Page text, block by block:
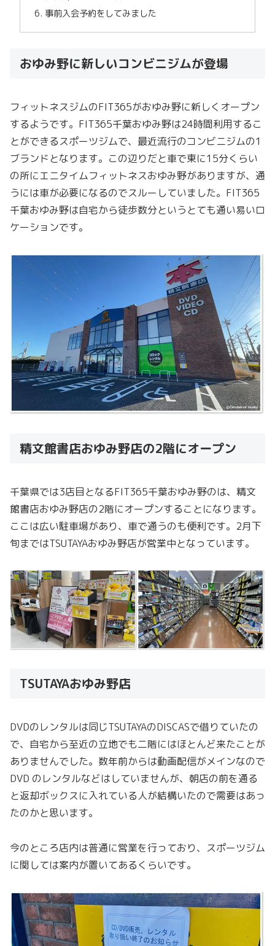
事前入会予約をしてみました
おゆみ野に新しいコンビニジムが登場
フィットネスジムのFIT365がおゆみ野に新しくオープン
するようです。FIT365千葉おゆみ野は24時間利用するこ
とができるスポーツジムで、最近流行のコンビニジムの1
ブランドとなります。この辺りだと車で東に15分くらい
の所にエニタイムフィットネスおゆみ野がありますが、通
うには車が必要になるのでスルーしていました。FIT365
千葉おゆみ野は自宅から徒歩数分というとても通い易いロ
ケーションです。
精文館書店おゆみ野店の2階にオープン
千葉県では3店目となるFIT365千葉おゆみ野のは、精文
館書店おゆみ野店の2階にオープンすることになります。
ここは広い駐車場があり、車で通うのも便利です。2月下
旬まではTSUTAYAおゆみ野店が営業中となっています。
TSUTAYAおゆみ野店
DVDのレンタルは同じTSUTAYAのDISCASで借りていたの
で、自宅から至近の立地でも二階にはほとんど来たことが
ありませんでした。数年前からは動画配信がメインなので
DVD のレンタルなどはしていませんが、朝店の前を通る
と返却ボックスに入れている人が結構いたので需要はあっ
たのかと思います。
今のところ店内は普通に営業を行っており、スポーツジム
に関しては案内が置いてあるくらいです。